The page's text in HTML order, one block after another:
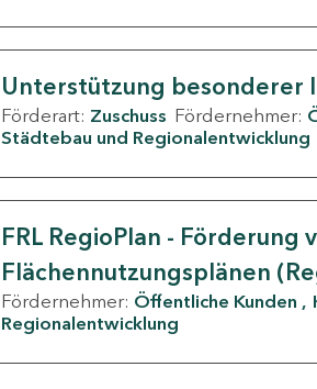
Unterstützung besonderer
Förderart: Zuschuss Fördernehmer:
Städtebau und Regionalentwicklung
FRL RegioPlan - Förderung
Flächennutzungsplänen
Fördernehmer: Öffentliche Kunden
Regionalentwicklung